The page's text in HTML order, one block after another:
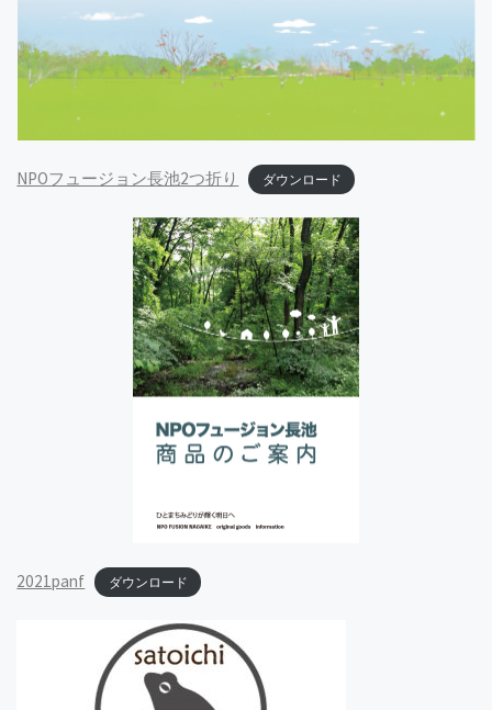
NPOフュージョン長池2つ折り ダウンロード
2021panf ダウンロード